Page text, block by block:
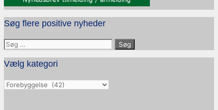
Søg flere positive nyheder
Søg
efter:
Vælg kategori
Vælg